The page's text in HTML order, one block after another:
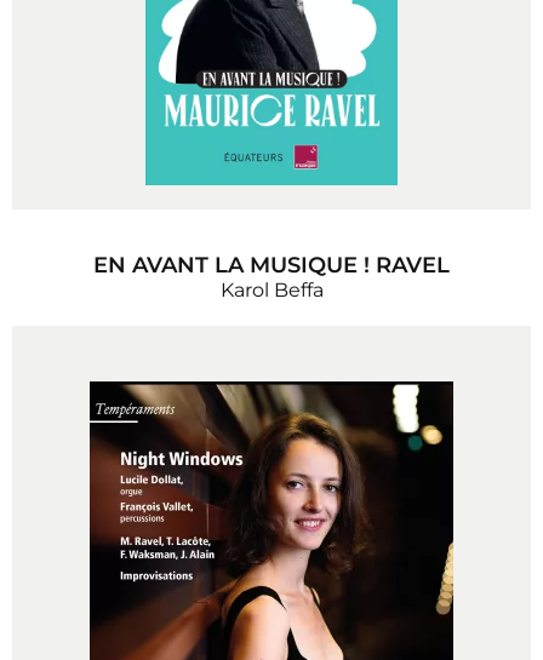
EN AVANT LA MUSIQUE ! RAVEL
Karol Beffa